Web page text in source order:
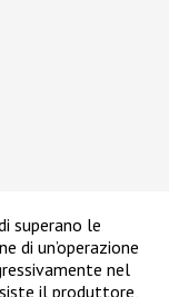
superano le
di un’operazione
nel
il produttore,